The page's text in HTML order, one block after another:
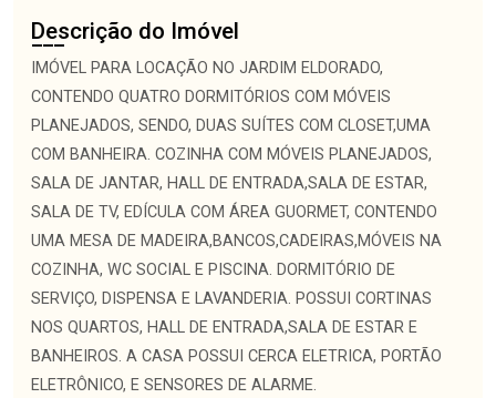
Descrição do Imóvel
IMÓVEL PARA LOCAÇÃO NO JARDIM ELDORADO,
CONTENDO QUATRO DORMITÓRIOS COM MÓVEIS
PLANEJADOS, SENDO, DUAS SUÍTES COM CLOSET,UMA
COM BANHEIRA. COZINHA COM MÓVEIS PLANEJADOS,
SALA DE JANTAR, HALL DE ENTRADA,SALA DE ESTAR,
SALA DE TV, EDÍCULA COM ÁREA GUORMET, CONTENDO
UMA MESA DE MADEIRA,BANCOS,CADEIRAS,MÓVEIS NA
COZINHA, WC SOCIAL E PISCINA. DORMITÓRIO DE
SERVIÇO, DISPENSA E LAVANDERIA. POSSUI CORTINAS
NOS QUARTOS, HALL DE ENTRADA,SALA DE ESTAR E
BANHEIROS. A CASA POSSUI CERCA ELETRICA, PORTÃO
ELETRÔNICO, E SENSORES DE ALARME.